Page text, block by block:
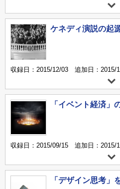
ケネディ演説の起
収録日：2015/12/03 追加日：2015/
「イベント経済」
収録日：2015/09/15 追加日：2015/
「デザイン思考」